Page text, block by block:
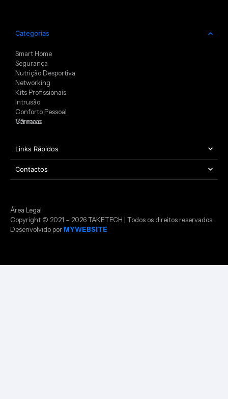
Categorias
Smart Home
Segurança
Nutrição Desportiva
Networking
Kits Profissionais
Intrusão
Conforto Pessoal
Câmaras
Ver mais
Links Rápidos
Contactos
Copyright © 2021 – 2026 TAKETECH | Todos os direitos reservados
Desenvolvido por MYWEBSITE
Área Legal